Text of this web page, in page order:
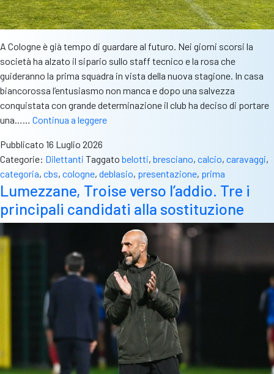
A Cologne è già tempo di guardare al futuro. Nei giorni scorsi la
società ha alzato il sipario sullo staff tecnico e la rosa che
guideranno la prima squadra in vista della nuova stagione. In casa
biancorossa l’entusiasmo non manca e dopo una salvezza
conquistata con grande determinazione il club ha deciso di portare
una…… Continua a leggereCologne,
ed
una
ventata
d’entusiasmo
per
ripartire
forte
Pubblicato 16 Luglio 2026
Categorie: Dilettanti Taggato belotti, bresciano, calcio, caravaggi,
categoria, cbs, cologne, deblasio, presentazione, prima
Lumezzane, Troise verso l’addio. Tre i
principali candidati alla sostituzione